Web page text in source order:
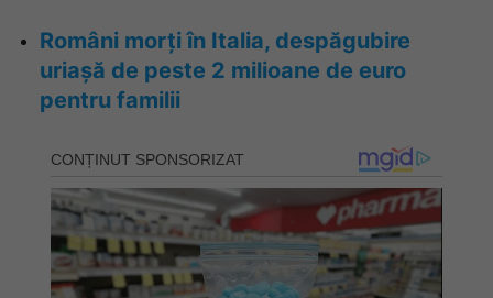
Români morți în Italia, despăgubire
uriașă de peste 2 milioane de euro
pentru familii